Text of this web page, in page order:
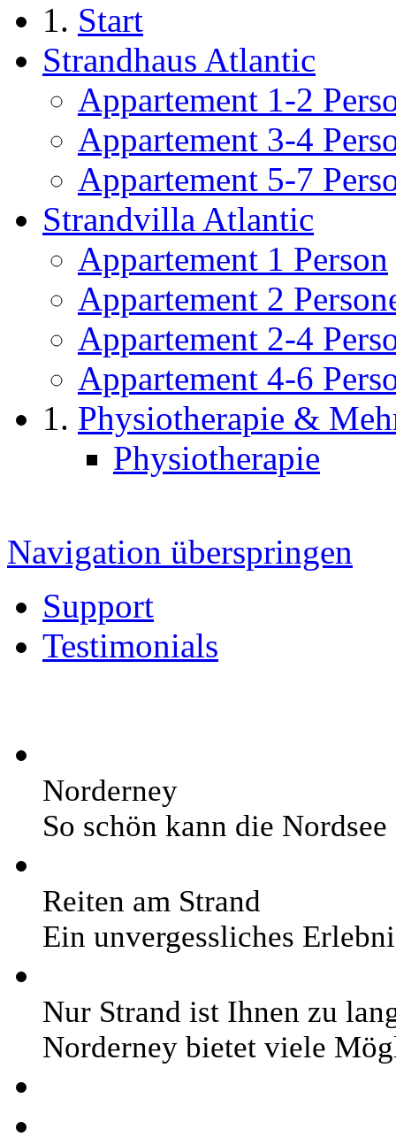
Start
Strandhaus Atlantic
Appartement 1-2
Appartement 3-4
Appartement 5-7
Strandvilla Atlantic
Appartement 1 Person
Appartement 2
Appartement 2-4
Appartement 4-6
Physiotherapie &
Physiotherapie
Navigation überspringen
Support
Testimonials
Norderney
So schön kann die
Reiten am Strand
Ein unvergessliches
Nur Strand ist Ihnen zu
Norderney bietet viele